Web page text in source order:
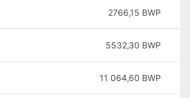
2766,15 BWP
5532,30 BWP
11 064,60 BWP